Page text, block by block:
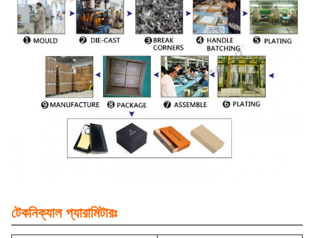
টেকনিক্যাল প্যারামিটারঃ